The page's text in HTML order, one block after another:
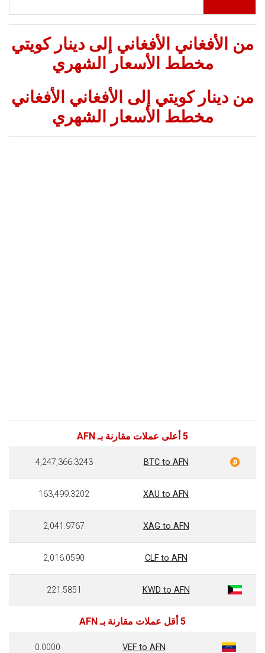
من الأفغاني الأفغاني إلى دينار كويتي
مخطط الأسعار الشهري
من دينار كويتي إلى الأفغاني الأفغاني
مخطط الأسعار الشهري
5 أعلى عملات مقارنة بـ AFN
BTC to AFN
4,247,366.3243
XAU to AFN
163,499.3202
XAG to AFN
2,041.9767
CLF to AFN
2,016.0590
KWD to AFN
221.5851
5 أقل عملات مقارنة بـ AFN
VEF to AFN
0.0000